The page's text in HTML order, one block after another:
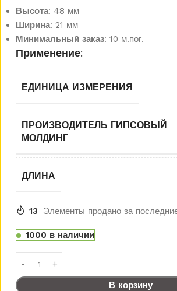
Высота: 48 мм
Ширина: 21 мм
Минимальный заказ: 10 м.пог.
Применение:
ЕДИНИЦА ИЗМЕРЕНИЯ
ПРОИЗВОДИТЕЛЬ ГИПСОВЫЙ
МОЛДИНГ
ДЛИНА
13 Элементы продано за
1000 в наличии
В корзину